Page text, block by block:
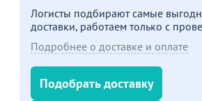
Логисты подбирают самые
доставки, работаем только с
Подробнее о доставке и оплате
Подобрать доставку